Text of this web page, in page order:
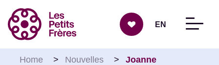
EN
Home > Nouvelles >
Joanne